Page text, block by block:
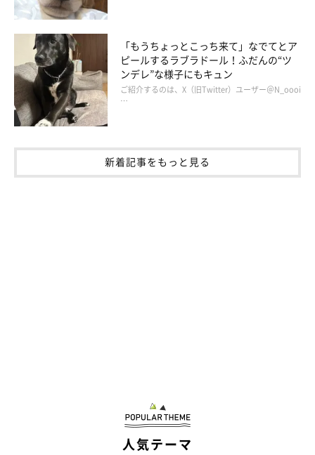
水泳は犬にとって数々のメリットがあります。
「もうちょっとこっち来て」なでてとア
ピールするラブラドール！ふだんの“ツ
ンデレ”な様子にもキュン
ご紹介するのは、X（旧Twitter）ユーザー＠N_oooi
…
新着記事をもっと見る
人気テーマ